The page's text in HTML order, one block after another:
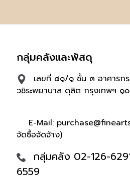
กลุ่มคลังและพัสดุ
เลขที่ ๘๑/๑ ชั้น ๓ อาคารก
วชิระพยาบาล ดุสิต กรุงเทพฯ ๑
E-Mail:
จัดซื้อจัดจ้าง)
กลุ่มคลัง 02-126-
6559